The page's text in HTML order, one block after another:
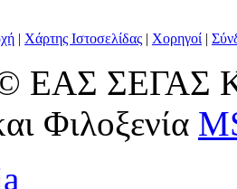
| Χάρτης Ιστοσελίδας | Χορηγοί |
ΕΑΣ ΣΕΓΑΣ
Φιλοξενία